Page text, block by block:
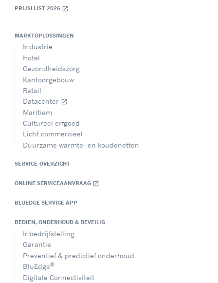
PRIJSLIJST 2026 open_in_new
MARKTOPLOSSINGEN
Industrie
Hotel
Gezondheidszorg
Kantoorgebouw
Retail
Datacenter open_in_new
Maritiem
Cultureel erfgoed
Licht commercieel
Duurzame warmte- en koudenetten
SERVICE-OVERZICHT
ONLINE SERVICEAANVRAAG open_in_new
BLUEDGE SERVICE APP
BEDIEN, ONDERHOUD & BEVEILIG
Inbedrijfstelling
Garantie
Preventief & predictief onderhoud
BluEdge®
Digitale Connectiviteit